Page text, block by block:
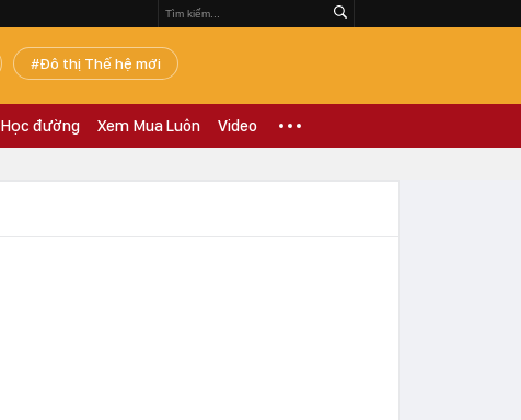
Đô thị Thế hệ mới
Học đường Xem Mua Luôn Video